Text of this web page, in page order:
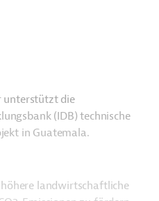
unterstützt die
(IDB) technische
in Guatemala.
höhere landwirtschaftliche